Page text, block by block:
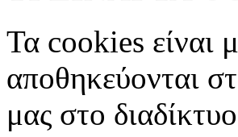
Τα cookies είναι
αποθηκεύονται
μας στο